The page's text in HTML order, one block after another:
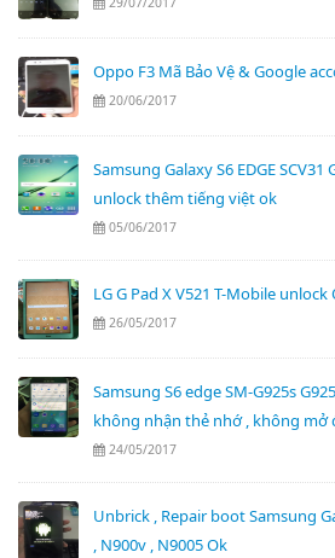
Oppo F3 Mã Bảo Vệ & Google
20/06/2017
Samsung Galaxy S6 EDGE
unlock thêm tiếng việt ok
05/06/2017
LG G Pad X V521 T-Mobile unlock
26/05/2017
Samsung S6 edge SM-G925s
không nhận thẻ nhớ , không mở
24/05/2017
Unbrick , Repair boot Samsung
, N900v , N9005 Ok